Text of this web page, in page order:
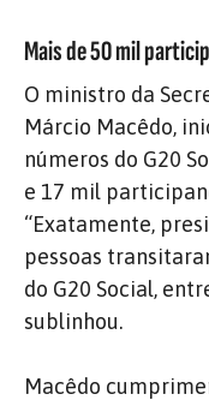
Mais de 50 mil
O ministro da
Márcio Macêdo,
números do G20
e 17 mil
“Exatamente,
pessoas
do G20 Social,
sublinhou.
Macêdo